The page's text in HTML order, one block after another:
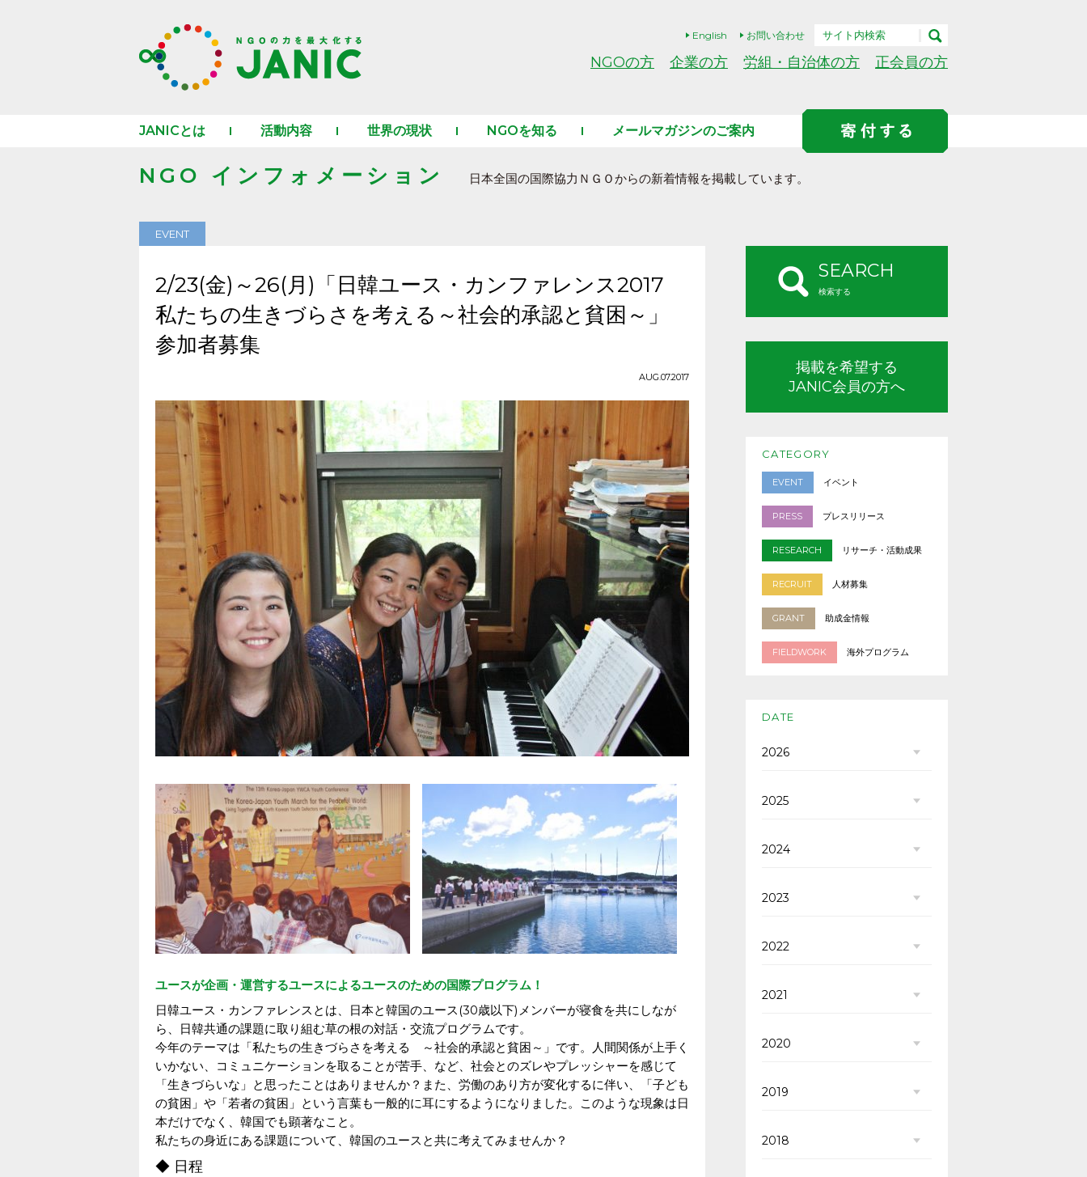
English お問い合わせ
NGOの方 企業の方 労組・自治体の方 正会員の方
JANICとは 活動内容 世界の現状 NGOを知る メールマガジンのご案内
NGO インフォメーション 日本全国の国際協力ＮＧＯからの新着情報を掲載しています。
EVENT
2/23(金)～26(月)「日韓ユース・カンファレンス2017
私たちの生きづらさを考える～社会的承認と貧困～」
参加者募集
AUG.07.2017
ユースが企画・運営するユースによるユースのための国際プログラム！
日韓ユース・カンファレンスとは、日本と韓国のユース(30歳以下)メンバーが寝食を共にしなが
ら、日韓共通の課題に取り組む草の根の対話・交流プログラムです。
今年のテーマは「私たちの生きづらさを考える ～社会的承認と貧困～」です。人間関係が上手く
いかない、コミュニケーションを取ることが苦手、など、社会とのズレやプレッシャーを感じて
「生きづらいな」と思ったことはありませんか？また、労働のあり方が変化するに伴い、「子ども
の貧困」や「若者の貧困」という言葉も一般的に耳にするようになりました。このような現象は日
本だけでなく、韓国でも顕著なこと。
私たちの身近にある課題について、韓国のユースと共に考えてみませんか？
◆ 日程
SEARCH
検索する
掲載を希望する
JANIC会員の方へ
CATEGORY
EVENT イベント
PRESS プレスリリース
RESEARCH リサーチ・活動成果
RECRUIT 人材募集
GRANT 助成金情報
FIELDWORK 海外プログラム
DATE
2026
2025
2024
2023
2022
2021
2020
2019
2018